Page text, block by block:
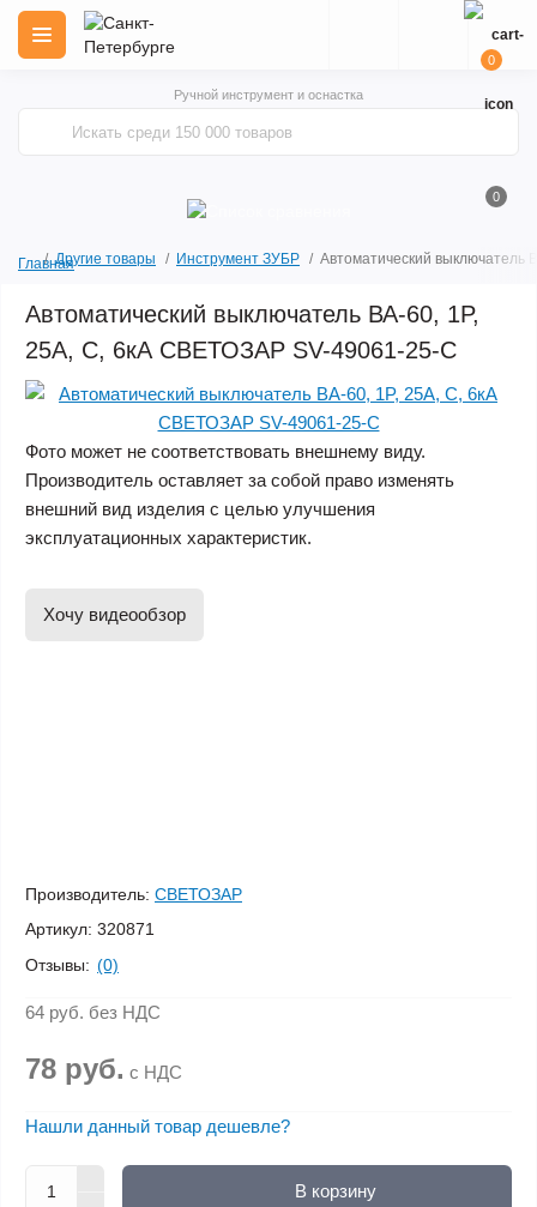
Ручной инструмент и оснастка
0
0
ГлавнаяДругие товары Инструмент ЗУБР Автоматический
Автоматический выключатель ВА-60, 1P,
25А, C, 6кА СВЕТОЗАР SV-49061-25-C
Фото может не соответствовать внешнему виду.
Производитель оставляет за собой право изменять
внешний вид изделия с целью улучшения
эксплуатационных характеристик.
Хочу видеообзор
Производитель: СВЕТОЗАР
Артикул: 320871
Отзывы: (0)
64 руб. без НДС
78 руб. с НДС
Нашли данный товар дешевле?
В корзину